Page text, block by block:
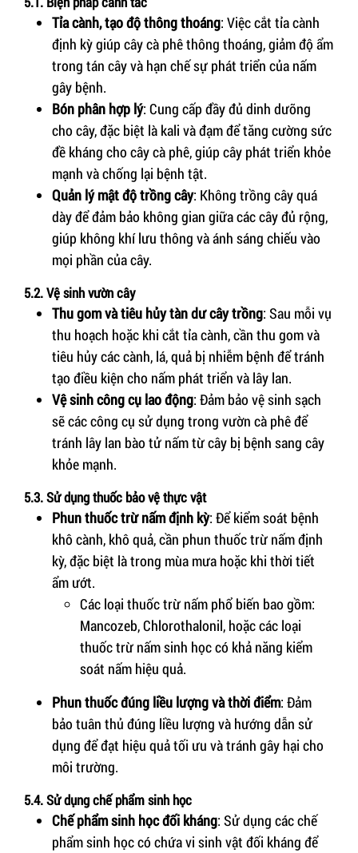
Tỉa cành, tạo độ thông thoáng: Việc cắt tỉa cành
định kỳ giúp cây cà phê thông thoáng, giảm độ ẩm
trong tán cây và hạn chế sự phát triển của nấm
gây bệnh.
Bón phân hợp lý: Cung cấp đầy đủ dinh dưỡng
cho cây, đặc biệt là kali và đạm để tăng cường sức
đề kháng cho cây cà phê, giúp cây phát triển khỏe
mạnh và chống lại bệnh tật.
Quản lý mật độ trồng cây: Không trồng cây quá
dày để đảm bảo không gian giữa các cây đủ rộng,
giúp không khí lưu thông và ánh sáng chiếu vào
mọi phần của cây.
5.2. Vệ sinh vườn cây
Thu gom và tiêu hủy tàn dư cây trồng: Sau mỗi vụ
thu hoạch hoặc khi cắt tỉa cành, cần thu gom và
tiêu hủy các cành, lá, quả bị nhiễm bệnh để tránh
tạo điều kiện cho nấm phát triển và lây lan.
Vệ sinh công cụ lao động: Đảm bảo vệ sinh sạch
sẽ các công cụ sử dụng trong vườn cà phê để
tránh lây lan bào tử nấm từ cây bị bệnh sang cây
khỏe mạnh.
5.3. Sử dụng thuốc bảo vệ thực vật
Phun thuốc trừ nấm định kỳ: Để kiểm soát bệnh
khô cành, khô quả, cần phun thuốc trừ nấm định
kỳ, đặc biệt là trong mùa mưa hoặc khi thời tiết
ẩm ướt.
Các loại thuốc trừ nấm phổ biến bao gồm:
Mancozeb, Chlorothalonil, hoặc các loại
thuốc trừ nấm sinh học có khả năng kiểm
soát nấm hiệu quả.
Phun thuốc đúng liều lượng và thời điểm: Đảm
bảo tuân thủ đúng liều lượng và hướng dẫn sử
dụng để đạt hiệu quả tối ưu và tránh gây hại cho
môi trường.
5.4. Sử dụng chế phẩm sinh học
Chế phẩm sinh học đối kháng: Sử dụng các chế
phẩm sinh học có chứa vi sinh vật đối kháng để